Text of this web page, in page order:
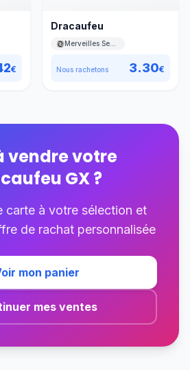
€
Dracaufeu
Nous rachetons 3.30€
vendre votre
GX?
carte à votre sélection et
de rachat personnalisée
mon panier
mes ventes